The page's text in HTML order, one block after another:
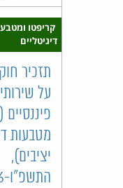
קריפטו
דיגיטליים
תזכיר
על
מטבעות
יציבים),
התשפ"ו-2026